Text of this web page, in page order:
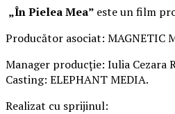
„În Pielea Mea” este un film
Producător asociat: MAGNETIC
Manager producție: Iulia Cezara
Casting: ELEPHANT MEDIA.
Realizat cu sprijinul: